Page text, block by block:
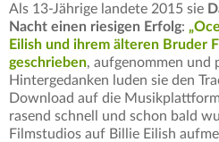
Als 13-Jährige landete 2015 sie
Nacht einen riesigen Erfolg:
Eilish und ihrem älteren Bruder
geschrieben, aufgenommen und
Hintergedanken luden sie den
Download auf die
rasend schnell und schon bald
Filmstudios auf Billie Eilish